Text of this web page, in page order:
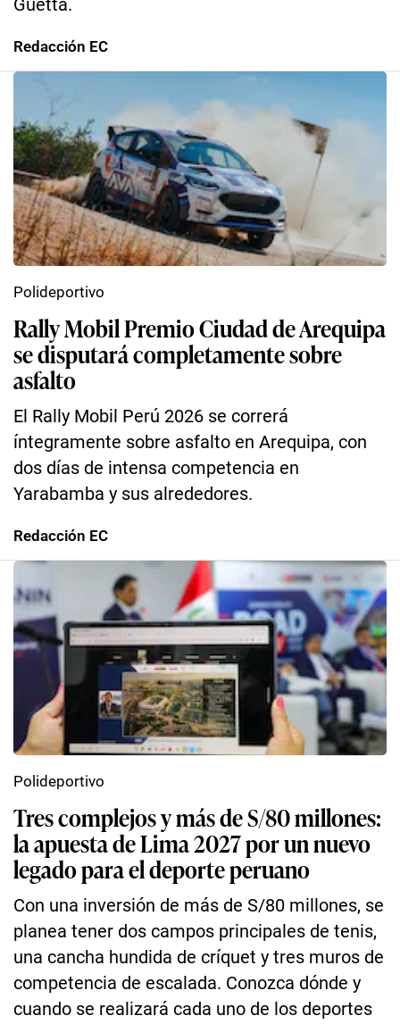
Guetta.
Redacción EC
Rally Mobil Premio Ciudad de Arequipa
se disputará completamente sobre
asfalto
El Rally Mobil Perú 2026 se correrá
íntegramente sobre asfalto en Arequipa, con
dos días de intensa competencia en
Yarabamba y sus alrededores.
Polideportivo
Redacción EC
Tres complejos y más de S/80 millones:
la apuesta de Lima 2027 por un nuevo
legado para el deporte peruano
Con una inversión de más de S/80 millones, se
planea tener dos campos principales de tenis,
una cancha hundida de críquet y tres muros de
competencia de escalada. Conozca dónde y
cuando se realizará cada uno de los deportes
Polideportivo